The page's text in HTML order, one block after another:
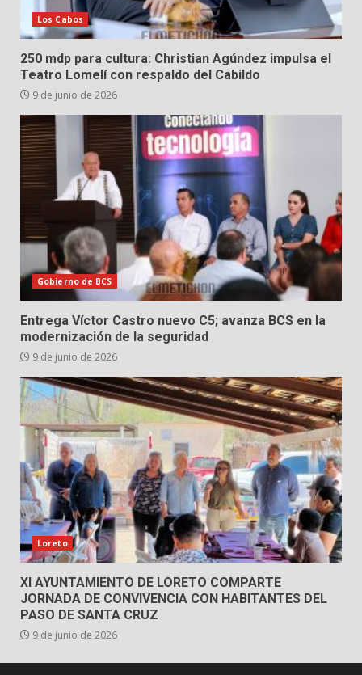
Los Cabos
250 mdp para cultura: Christian Agúndez impulsa el
Teatro Lomelí con respaldo del Cabildo
9 de junio de 2026
Gobierno de BCS
Entrega Víctor Castro nuevo C5; avanza BCS en la
modernización de la seguridad
9 de junio de 2026
Loreto
XI AYUNTAMIENTO DE LORETO COMPARTE
JORNADA DE CONVIVENCIA CON HABITANTES DEL
PASO DE SANTA CRUZ
9 de junio de 2026